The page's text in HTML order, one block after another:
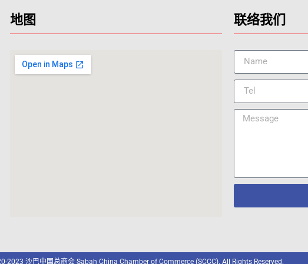
地图 联络我们
2023 沙巴中国总商会 Sabah China Chamber of Commerce (SCCC). All Rights Reserved.